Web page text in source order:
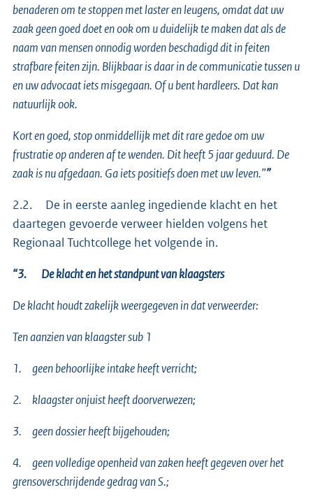
benaderen om te stoppen met laster en leugens, omdat dat uw
zaak geen goed doet en ook om u duidelijk te maken dat als de
naam van mensen onnodig worden beschadigd dit in feiten
strafbare feiten zijn. Blijkbaar is daar in de communicatie tussen u
en uw advocaat iets misgegaan. Of u bent hardleers. Dat kan
natuurlijk ook.
Kort en goed, stop onmiddellijk met dit rare gedoe om uw
frustratie op anderen af te wenden. Dit heeft 5 jaar geduurd. De
zaak is nu afgedaan. Ga iets positiefs doen met uw leven.””
2.2. De in eerste aanleg ingediende klacht en het
daartegen gevoerde verweer hielden volgens het
Regionaal Tuchtcollege het volgende in.
“3. De klacht en het standpunt van klaagsters
De klacht houdt zakelijk weergegeven in dat verweerder:
Ten aanzien van klaagster sub 1
1. geen behoorlijke intake heeft verricht;
2. klaagster onjuist heeft doorverwezen;
3. geen dossier heeft bijgehouden;
4. geen volledige openheid van zaken heeft gegeven over het
grensoverschrijdende gedrag van S.;